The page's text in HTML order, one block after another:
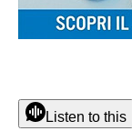
Listen to this